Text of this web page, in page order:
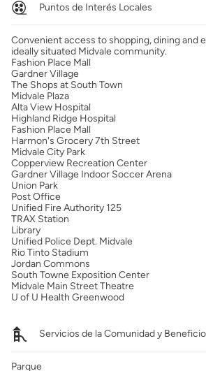
Puntos de Interés Locales
Convenient access to shopping, dining and
ideally situated Midvale community.
Fashion Place Mall
Gardner Village
The Shops at South Town
Midvale Plaza
Alta View Hospital
Highland Ridge Hospital
Fashion Place Mall
Harmon's Grocery 7th Street
Midvale City Park
Copperview Recreation Center
Gardner Village Indoor Soccer Arena
Union Park
Post Office
Unified Fire Authority 125
TRAX Station
Library
Unified Police Dept. Midvale
Rio Tinto Stadium
Jordan Commons
South Towne Exposition Center
Midvale Main Street Theatre
U of U Health Greenwood
Servicios de la Comunidad y
Parque